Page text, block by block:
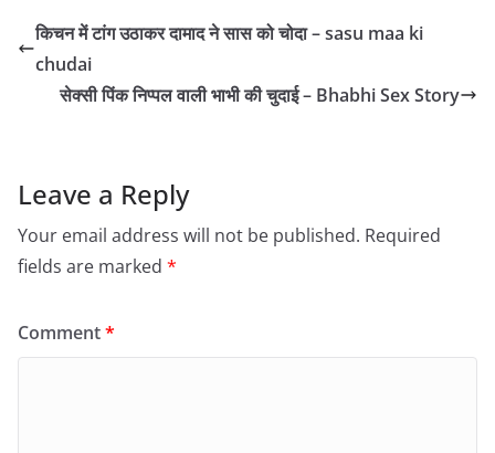
किचन में टांग उठाकर दामाद ने सास को चोदा – sasu maa ki
chudai
सेक्सी पिंक निप्पल वाली भाभी की चुदाई – Bhabhi Sex Story
Leave a Reply
Your email address will not be published. Required
fields are marked *
Comment*